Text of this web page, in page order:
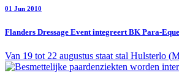
01 Jun 2010
Flanders Dressage Event integreert BK Para-
Van 19 tot 22 augustus staat stal Hulsterlo